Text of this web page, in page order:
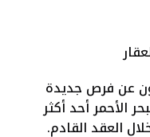
عن فرص جديدة
الأحمر أحد أكثر
العقد القادم.